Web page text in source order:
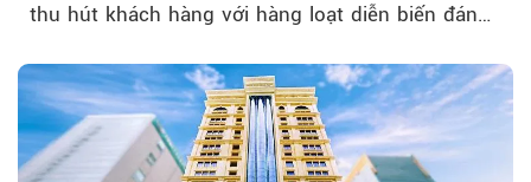
thu hút khách hàng với hàng loạt diễn biến đáng